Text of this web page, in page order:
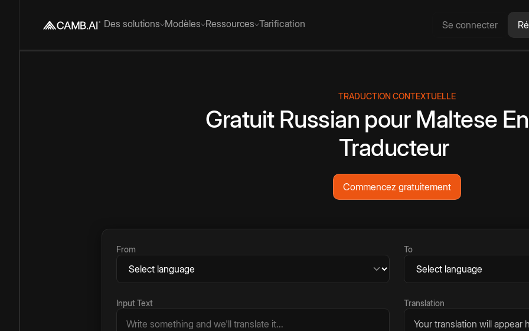
Des solutions Modèles Ressources Tarification Se connecter
TRADUCTION CONTEXTUELLE
Gratuit Russian pour Maltese
Traducteur
Commencez gratuitement
From To
Input Text Translation
Your translation will appear